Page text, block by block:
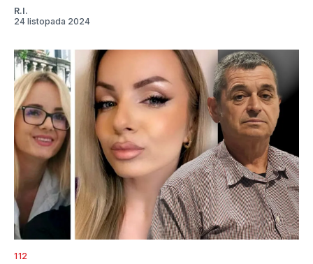
R.I.
24 listopada 2024
112